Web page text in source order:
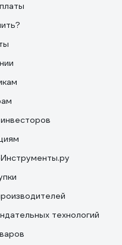
технологий